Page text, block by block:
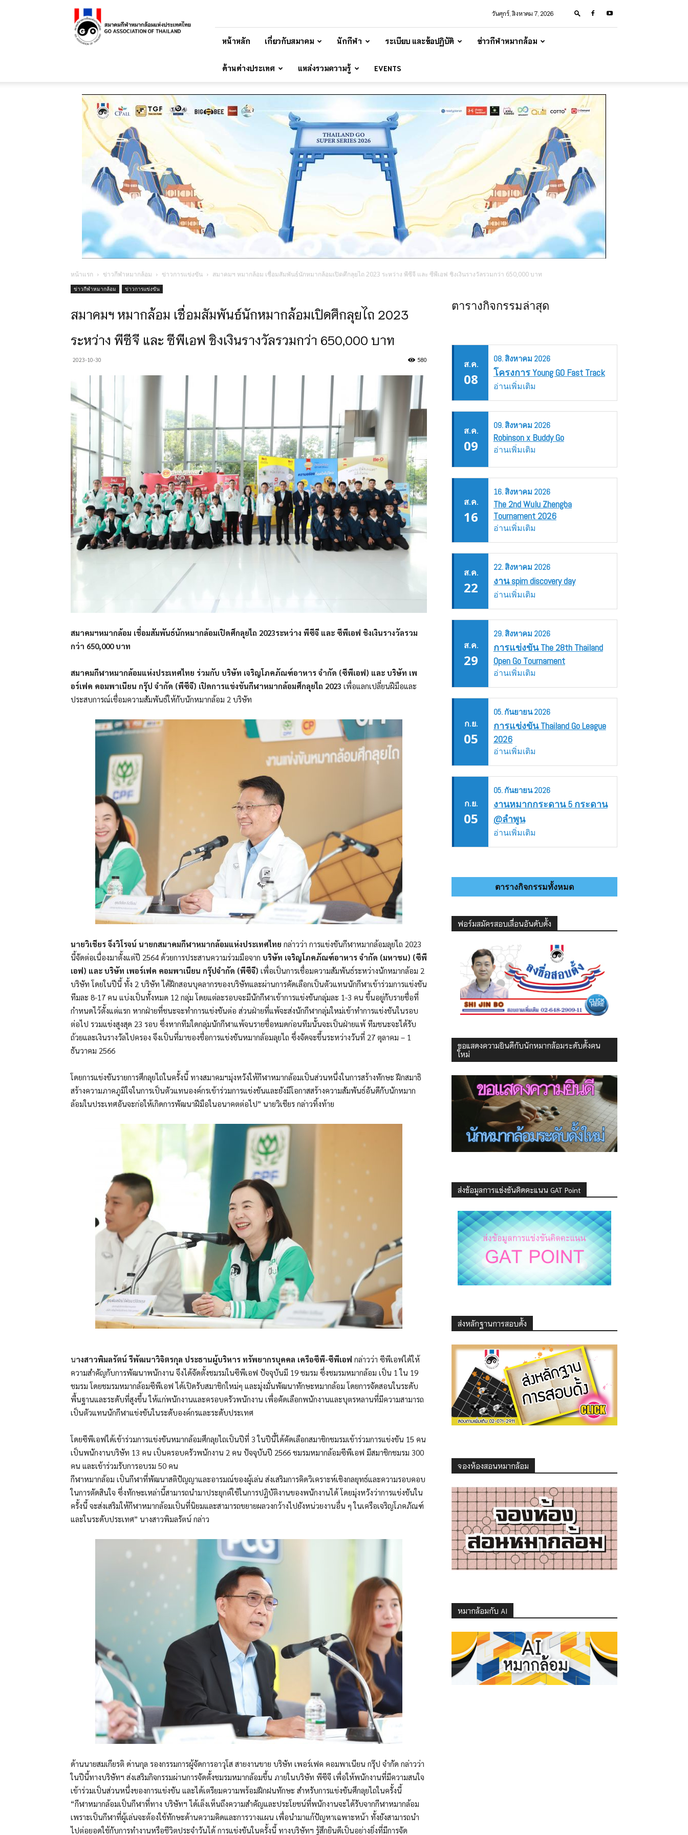
สมาคม
กีฬา
หมาก
ล้อม
วันศุกร์, สิงหาคม 7, 2026
หน้าหลัก เกี่ยวกับสมาคม นักกีฬา ระเบียบ และข้อปฏิบัติ ข่าวกีฬาหมากล้อม
ด้านต่างประเทศ แหล่งรวมความรู้ EVENTS
หน้าแรก ข่าวกีฬาหมากล้อม ข่าวการแข่งขัน สมาคมฯ หมากล้อม เชื่อมสัมพันธ์นักหมากล้อมเปิดศึกลุยไถ 2023 ระหว่าง พีซีจี และ ซีพีเอฟ ชิงเงินรางวัลรวมกว่า 650,000 บาท
ข่าวกีฬาหมากล้อม ข่าวการแข่งขัน
สมาคมฯ หมากล้อม เชื่อมสัมพันธ์นักหมากล้อมเปิดศึกลุยไถ 2023
ระหว่าง พีซีจี และ ซีพีเอฟ ชิงเงินรางวัลรวมกว่า 650,000 บาท
2023-10-30 580
สมาคมฯหมากล้อม เชื่อมสัมพันธ์นักหมากล้อมเปิดศึกลุยไถ 2023ระหว่าง พีซีจี และ ซีพีเอฟ ชิงเงินรางวัลรวม
กว่า 650,000 บาท
สมาคมกีฬาหมากล้อมแห่งประเทศไทย ร่วมกับ บริษัท เจริญโภคภัณฑ์อาหาร จำกัด (ซีพีเอฟ) และ บริษัท เพ
อร์เฟค คอมพาเนียน กรุ๊ป จำกัด (พีซีจี) เปิดการแข่งขันกีฬาหมากล้อมศึกลุยไถ 2023 เพื่อแลกเปลี่ยนฝีมือและ
ประสบการณ์เชื่อมความสัมพันธ์ให้กับนักหมากล้อม 2 บริษัท
นายวิเชียร จึงวิโรจน์ นายกสมาคมกีฬาหมากล้อมแห่งประเทศไทย กล่าวว่า การแข่งขันกีฬาหมากล้อมลุยไถ 2023
นี้จัดต่อเนื่องมาตั้งแต่ปี 2564 ด้วยการประสานความร่วมมือจาก บริษัท เจริญโภคภัณฑ์อาหาร จำกัด (มหาชน) (ซีพี
เอฟ) และ บริษัท เพอร์เฟค คอมพาเนียน กรุ๊ปจำกัด (พีซีจี) เพื่อเป็นการเชื่อมความสัมพันธ์ระหว่างนักหมากล้อม 2
บริษัท โดยในปีนี้ ทั้ง 2 บริษัท ได้ฝึกสอนบุคลากรของบริษัทและผ่านการคัดเลือกเป็นตัวแทนนักกีฬาเข้าร่วมการแข่งขัน
ทีมละ 8-17 คน แบ่งเป็นทั้งหมด 12 กลุ่ม โดยแต่ละรอบจะมีนักกีฬาเข้าการแข่งขันกลุ่มละ 1-3 คน ขึ้นอยู่กับรายชื่อที่
กำหนดไว้ตั้งแต่แรก หากฝ่ายที่ชนะจะทำการแข่งขันต่อ ส่วนฝ่ายที่แพ้จะส่งนักกีฬากลุ่มใหม่เข้าทำการแข่งขันในรอบ
ต่อไป รวมแข่งสูงสุด 23 รอบ ซึ่งหากทีมใดกลุ่มนักกีฬาแพ้จนรายชื่อหมดก่อนทีมนั้นจะเป็นฝ่ายแพ้ ทีมชนะจะได้รับ
ถ้วยและเงินรางวัลไปครอง จึงเป็นที่มาของชื่อการแข่งขันหมากล้อมลุยไถ ซึ่งจัดจะขึ้นระหว่างวันที่ 27 ตุลาคม – 1
ธันวาคม 2566
โดยการแข่งขันรายการศึกลุยไถในครั้งนี้ ทางสมาคมฯมุ่งหวังให้กีฬาหมากล้อมเป็นส่วนหนึ่งในการสร้างทักษะ ฝึกสมาธิ
สร้างความภาคภูมิใจในการเป็นตัวแทนองค์กรเข้าร่วมการแข่งขันและยังมีโอกาสสร้างความสัมพันธ์อันดีกับนักหมาก
ล้อมในประเทศอันจะก่อให้เกิดการพัฒนาฝีมือในอนาคตต่อไป” นายวิเชียร กล่าวทิ้งท้าย
นางสาวพิมลรัตน์ รีพัฒนาวิจิตรกุล ประธานผู้บริหาร ทรัพยากรบุคคล เครือซีพี-ซีพีเอฟ กล่าวว่า ซีพีเอฟได้ให้
ความสำคัญกับการพัฒนาพนักงาน จึงได้จัดตั้งชมรมในซีพีเอฟ ปัจจุบันมี 19 ชมรม ซึ่งชมรมหมากล้อม เป็น 1 ใน 19
ชมรม โดยชมรมหมากล้อมซีพีเอฟ ได้เปิดรับสมาชิกใหม่ๆ และมุ่งมั่นพัฒนาทักษะหมากล้อม โดยการจัดสอนในระดับ
พื้นฐานและระดับที่สูงขึ้น ให้แก่พนักงานและครอบครัวพนักงาน เพื่อคัดเลือกพนักงานและบุตรหลานที่มีความสามารถ
เป็นตัวแทนนักกีฬาแข่งขันในระดับองค์กรและระดับประเทศ
โดยซีพีเอฟได้เข้าร่วมการแข่งขันหมากล้อมศึกลุยไถเป็นปีที่ 3 ในปีนี้ได้คัดเลือกสมาชิกชมรมเข้าร่วมการแข่งขัน 15 คน
เป็นพนักงานบริษัท 13 คน เป็นครอบครัวพนักงาน 2 คน ปัจจุบันปี 2566 ชมรมหมากล้อมซีพีเอฟ มีสมาชิกชมรม 300
คน และเข้าร่วมรับการอบรม 50 คน
กีฬาหมากล้อม เป็นกีฬาที่พัฒนาสติปัญญาและอารมณ์ของผู้เล่น ส่งเสริมการคิดวิเคราะห์เชิงกลยุทธ์และความรอบคอบ
ในการตัดสินใจ ซึ่งทักษะเหล่านี้สามารถนำมาประยุกต์ใช้ในการปฏิบัติงานของพนักงานได้ โดยมุ่งหวังว่าการแข่งขันใน
ครั้งนี้ จะส่งเสริมให้กีฬาหมากล้อมเป็นที่นิยมและสามารถขยายผลวงกว้างไปยังหน่วยงานอื่น ๆ ในเครือเจริญโภคภัณฑ์
และในระดับประเทศ” นางสาวพิมลรัตน์ กล่าว
ด้านนายสมเกียรติ ด่านกุล รองกรรมการผู้จัดการอาวุโส สายงานขาย บริษัท เพอร์เฟค คอมพาเนียน กรุ๊ป จำกัด กล่าวว่า
ในปีนี้ทางบริษัทฯ ส่งเสริมกิจกรรมผ่านการจัดตั้งชมรมหมากล้อมขึ้น ภายในบริษัท พีซีจี เพื่อให้พนักงานที่มีความสนใจ
เข้าร่วมเป็นส่วนหนึ่งของการแข่งขัน และได้เตรียมความพร้อมฝึกฝนทักษะ สำหรับการแข่งขันศึกลุยไถในครั้งนี้
“กีฬาหมากล้อมเป็นกีฬาที่ทาง บริษัทฯ ได้เล็งเห็นถึงความสำคัญและประโยชน์ที่พนักงานจะได้รับจากกีฬาหมากล้อม
เพราะเป็นกีฬาที่ผู้เล่นจะต้องใช้ทักษะด้านความคิดและการวางแผน เพื่อนำมาแก้ปัญหาเฉพาะหน้า ทั้งยังสามารถนำ
ไปต่อยอดใช้กับการทำงานหรือชีวิตประจำวันได้ การแข่งขันในครั้งนี้ ทางบริษัทฯ รู้สึกยินดีเป็นอย่างยิ่งที่มีการจัด
ตารางกิจกรรมล่าสุด
ส.ค.
08
08.สิงหาคม 2026
โครงการ Young GO Fast Track
อ่านเพิ่มเติม
ส.ค.
09
09.สิงหาคม 2026
Robinson x Buddy Go
อ่านเพิ่มเติม
ส.ค.
16
16.สิงหาคม 2026
The 2nd Wulu Zhengba
Tournament 2026
อ่านเพิ่มเติม
ส.ค.
22
22.สิงหาคม 2026
งาน spim discovery day
อ่านเพิ่มเติม
ส.ค.
29
29.สิงหาคม 2026
การแข่งขัน The 28th Thailand
Open Go Tournament
อ่านเพิ่มเติม
ก.ย.
05
05. กันยายน2026
การแข่งขัน Thailand Go League
2026
อ่านเพิ่มเติม
ก.ย.
05
05. กันยายน2026
งานหมากกระดาน 5 กระดาน
@ลำพูน
อ่านเพิ่มเติม
ตารางกิจกรรมทั้งหมด
ฟอร์มสมัครสอบเลื่อนอันดับดั้ง
ขอแสดงความยินดีกับนักหมากล้อมระดับดั้งคน
ใหม่
ส่งข้อมูลการแข่งขันคิดคะแนน GAT Point
ส่งหลักฐานการสอบดั้ง
จองห้องสอนหมากล้อม
หมากล้อมกับ AI